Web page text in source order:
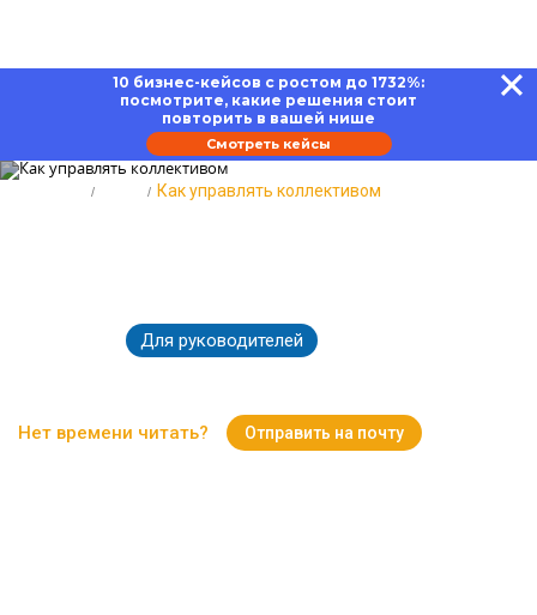
10 бизнес-кейсов с ростом до 1732%:
посмотрите, какие решения стоит
повторить в вашей нише
Смотреть кейсы
Как управлять коллективом
Для руководителей
Нет времени читать? Отправить на почту